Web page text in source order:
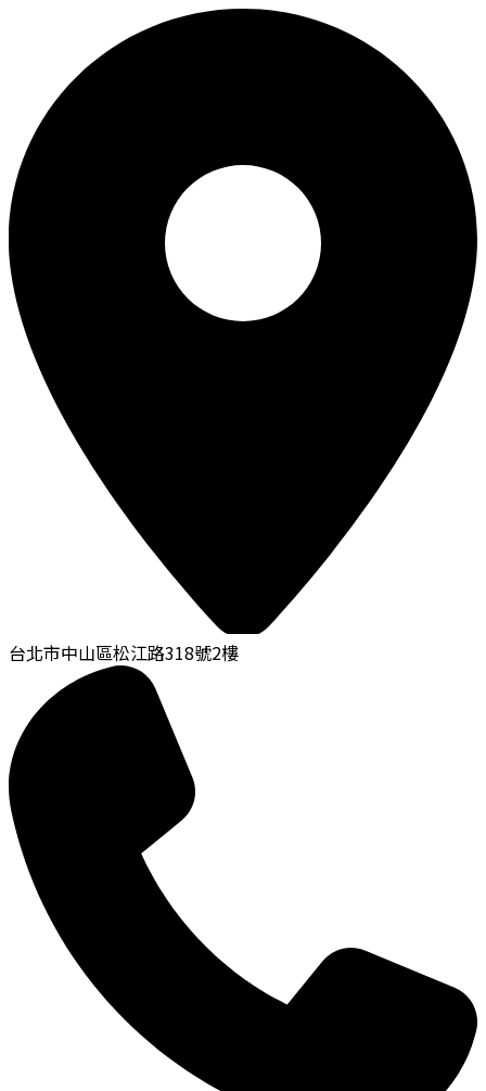
台北市中山區松江路318號2樓